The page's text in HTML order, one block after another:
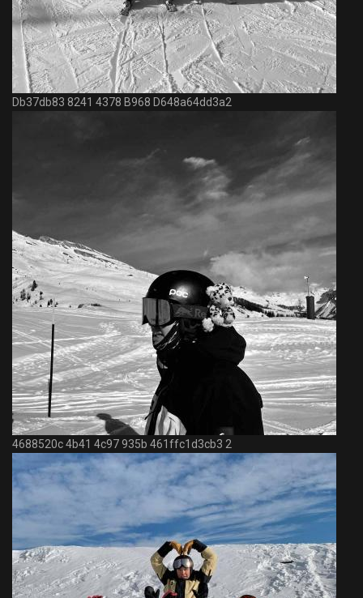
Db37db83 8241 4378 B968 D648a64dd3a2
4688520c 4b41 4c97 935b 461ffc1d3cb3 2